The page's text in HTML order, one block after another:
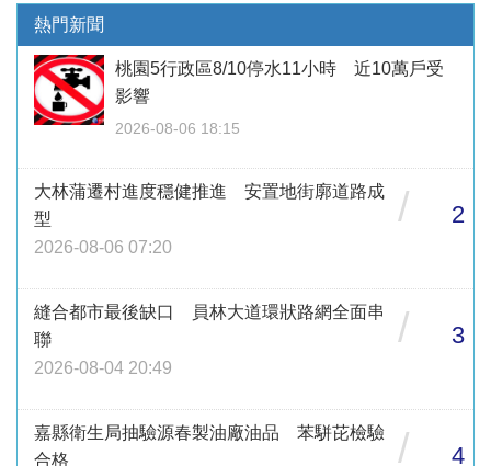
熱門新聞
桃園5行政區8/10停水11小時 近10萬戶受
影響
2026-08-06 18:15
大林蒲遷村進度穩健推進 安置地街廓道路成
型
2026-08-06 07:20
/ 2
縫合都市最後缺口 員林大道環狀路網全面串
聯
2026-08-04 20:49
/ 3
嘉縣衛生局抽驗源春製油廠油品 苯駢芘檢驗
合格
/ 4